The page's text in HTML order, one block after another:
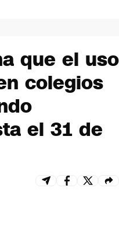
que el uso
colegios
el 31 de